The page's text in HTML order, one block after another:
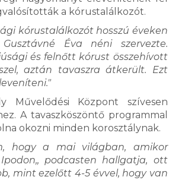
a kórustalálkozót.
kórustalálkozót hosszú éveken
Éva néni szervezte.
és felnőtt kórust összehívott
aztán tavaszra átkerült. Ezt
Művelődési Központ szívesen
A tavaszköszöntő programmal
okozni minden korosztálynak.
hogy a mai világban, amikor
podcasten hallgatja, ott
mint ezelőtt 4-5 évvel, hogy van